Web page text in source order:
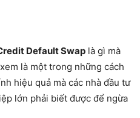
Default Swap là gì mà
là một trong những cách
hiệu quả mà các nhà đầu tư
lớn phải biết được để ngừa